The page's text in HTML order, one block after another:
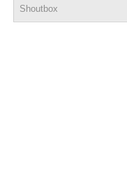
Shoutbox